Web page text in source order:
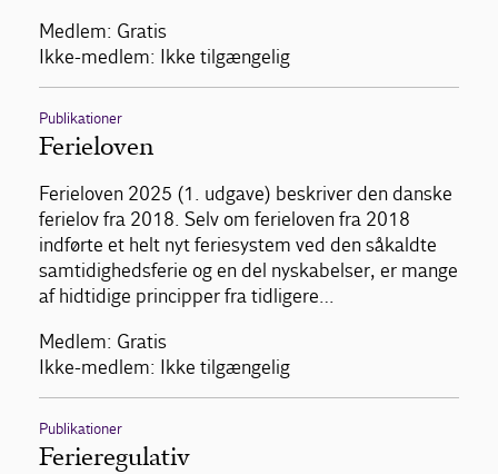
Medlem: Gratis
Ikke-medlem: Ikke tilgængelig
Publikationer
Ferieloven
Ferieloven 2025 (1. udgave) beskriver den danske
ferielov fra 2018. Selv om ferieloven fra 2018
indførte et helt nyt feriesystem ved den såkaldte
samtidighedsferie og en del nyskabelser, er mange
af hidtidige principper fra tidligere…
Medlem: Gratis
Ikke-medlem: Ikke tilgængelig
Publikationer
Ferieregulativ